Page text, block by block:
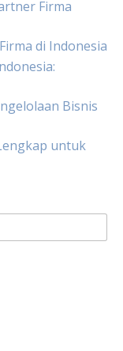
Firma
di Indonesia
Bisnis
untuk